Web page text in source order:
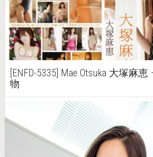
[ENFD-5335] Mae Otsuka 大塚麻
物